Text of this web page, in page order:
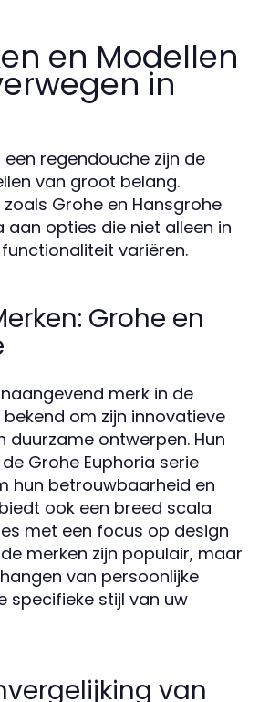
en Modellen
in
een regendouche zijn de
van groot belang.
Grohe en Hansgrohe
aan opties die niet alleen in
variëren.
Grohe en
merk in de
om zijn innovatieve
duurzame ontwerpen. Hun
Grohe Euphoria serie
hun betrouwbaarheid en
ook een breed scala
met een focus op design
merken zijn populair, maar
van persoonlijke
specifieke stijl van uw
van